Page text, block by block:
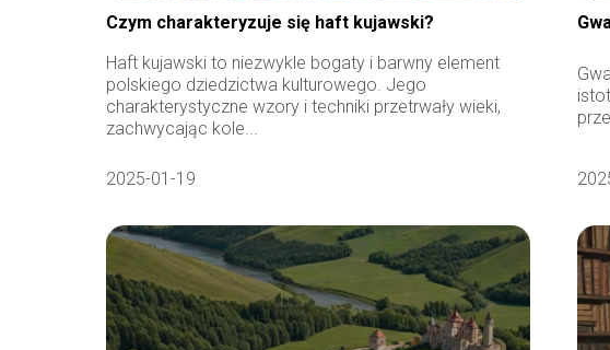
Czym charakteryzuje się haft kujawski?
Haft kujawski to niezwykle bogaty i barwny element
polskiego dziedzictwa kulturowego. Jego
charakterystyczne wzory i techniki przetrwały wieki,
zachwycając kole...
2025-01-19